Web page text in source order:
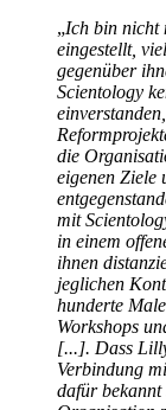
„Ich bin nicht
eingestellt,
gegenüber
Scientology
die
eigenen Ziele
mit
in einem
ihnen
jeglichen
hunderte
Workshops
[...]. Dass
Verbindung
dafür